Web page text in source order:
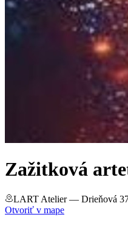
Zažitková
LART Atelier— Drieňová
Otvoriť v mape